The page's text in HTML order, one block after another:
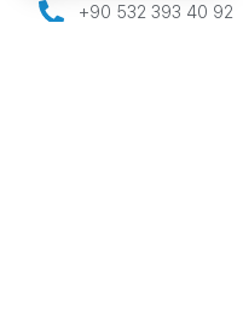
+90 532 393 40 92